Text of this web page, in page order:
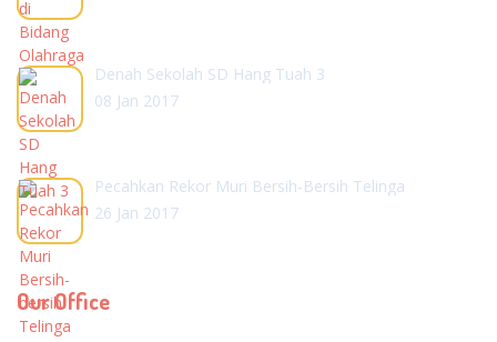
Denah Sekolah SD Hang Tuah 3
08 Jan 2017
Pecahkan Rekor Muri Bersih-Bersih Telinga
26 Jan 2017
Our Office